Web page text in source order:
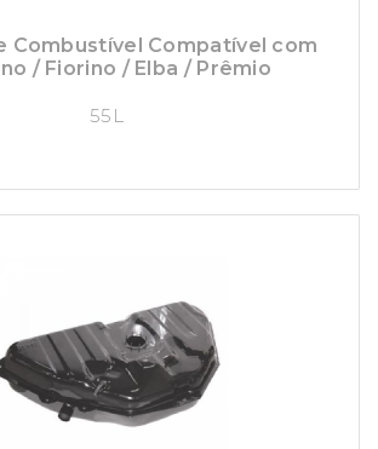
Combustível Compatível com
/ Fiorino / Elba / Prêmio
55L